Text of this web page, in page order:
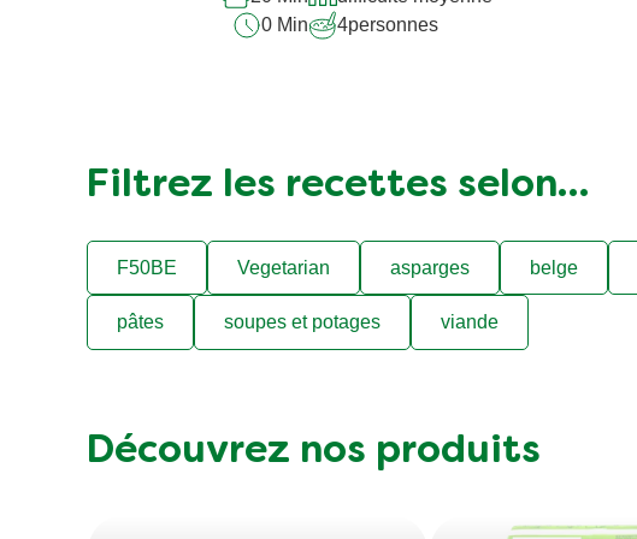
0 Min
4personnes
Filtrez les recettes selon…
F50BE Vegetarian asparges belge
pâtes soupes et potages viande
Découvrez nos produits